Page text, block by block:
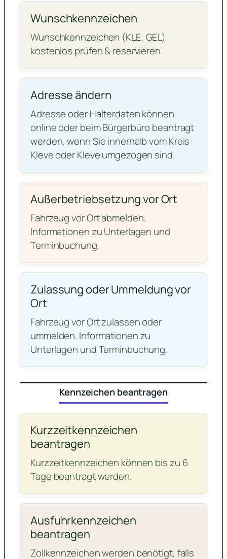
Wunschkennzeichen
Wunschkennzeichen (KLE, GEL)
kostenlos prüfen & reservieren.
Adresse ändern
Adresse oder Halterdaten können
online oder beim Bürgerbüro beantragt
werden, wenn Sie innerhalb vom Kreis
Kleve oder Kleve umgezogen sind.
Außerbetriebsetzung vor Ort
Fahrzeug vor Ort abmelden.
Informationen zu Unterlagen und
Terminbuchung.
Zulassung oder Ummeldung vor
Ort
Fahrzeug vor Ort zulassen oder
ummelden. Informationen zu
Unterlagen und Terminbuchung.
Kennzeichen beantragen
Kurzzeitkennzeichen
beantragen
Kurzzeitkennzeichen können bis zu 6
Tage beantragt werden.
Ausfuhrkennzeichen
beantragen
Zollkennzeichen werden benötigt, falls